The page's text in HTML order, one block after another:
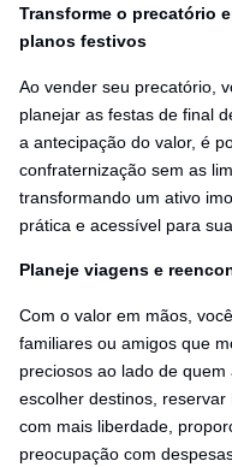
Transforme o precatório
planos festivos
Ao vender seu precatório,
planejar as festas de final
a antecipação do valor, é
confraternização sem as
transformando um ativo
prática e acessível para
Planeje viagens e
Com o valor em mãos,
familiares ou amigos que
preciosos ao lado de
escolher destinos,
com mais liberdade,
preocupação com